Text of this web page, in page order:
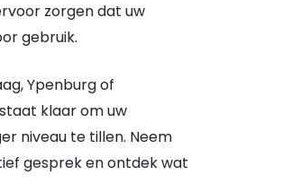
zorgen dat uw
gebruik.
Ypenburg of
klaar om uw
niveau te tillen. Neem
gesprek en ontdek wat